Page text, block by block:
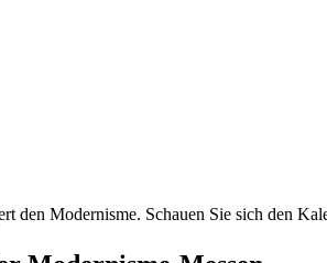
den Modernisme. Schauen Sie sich den